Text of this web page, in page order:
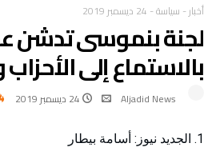
أخبار- سياسة- 24 ديسمبر 2019
لجنة بنموسى تدشن
بالاستماع إلى الأحزاب
Aljadid News 24 ديسمبر 2019
الجديد نيوز: أسامة بيطار